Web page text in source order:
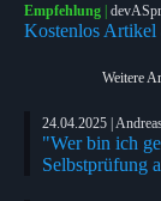
Empfehlung |
Kostenlos Artikel
Weitere
24.04.2025 |
"Wer bin ich
Selbstprüfung